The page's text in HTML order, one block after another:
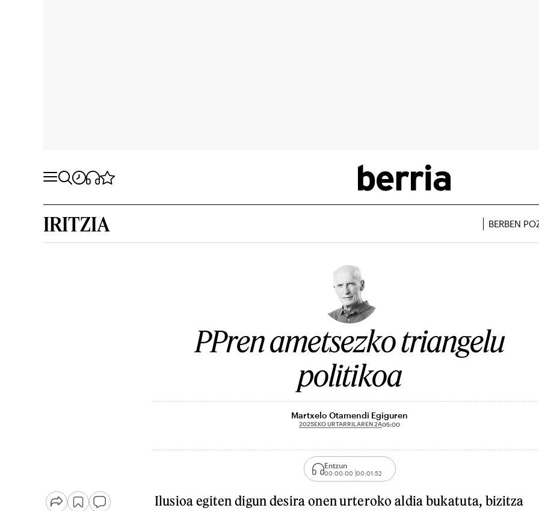
IRITZIA BERBEN
PPren ametsezko triangelu
politikoa
Martxelo Otamendi Egiguren
2025EKO URTARRILAREN 2A05:00
Entzun
00:00:00 00:01:52
Ilusioa egiten digun desira onen urteroko aldia bukatuta, bizitza